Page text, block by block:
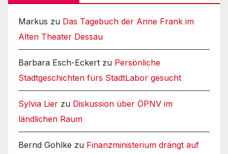
Markus zu Das Tagebuch der Anne Frank im
Alten Theater Dessau
Barbara Esch-Eckert zu Persönliche
Stadtgeschichten fürs StadtLabor gesucht
Sylvia Lier zu Diskussion über ÖPNV im
ländlichen Raum
Bernd Gohlke zu Finanzministerium drängt auf